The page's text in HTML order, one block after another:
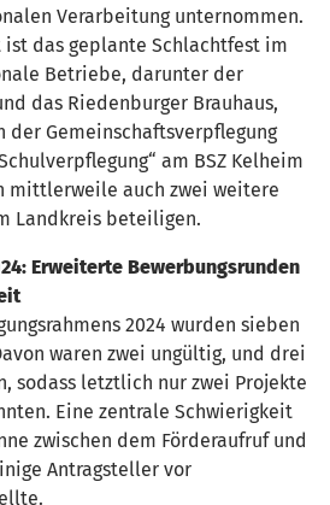
Verarbeitung unternommen.
das geplante Schlachtfest im
Betriebe, darunter der
das Riedenburger Brauhaus,
der Gemeinschaftsverpflegung
am BSZ Kelheim
mittlerweile auch zwei weitere
Landkreis beteiligen.
Erweiterte Bewerbungsrunden
2024 wurden sieben
waren zwei ungültig, und drei
sodass letztlich nur zwei Projekte
Eine zentrale Schwierigkeit
zwischen dem Förderaufruf und
Antragsteller vor